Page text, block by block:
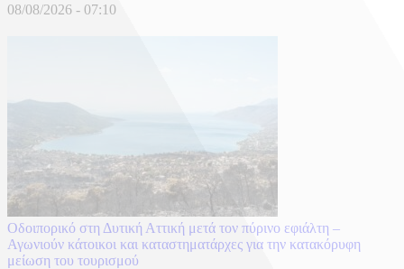
08/08/2026 - 07:10
Οδοιπορικό στη Δυτική Αττική μετά τον πύρινο εφιάλτη –
Αγωνιούν κάτοικοι και καταστηματάρχες για την κατακόρυφη
μείωση του τουρισμού